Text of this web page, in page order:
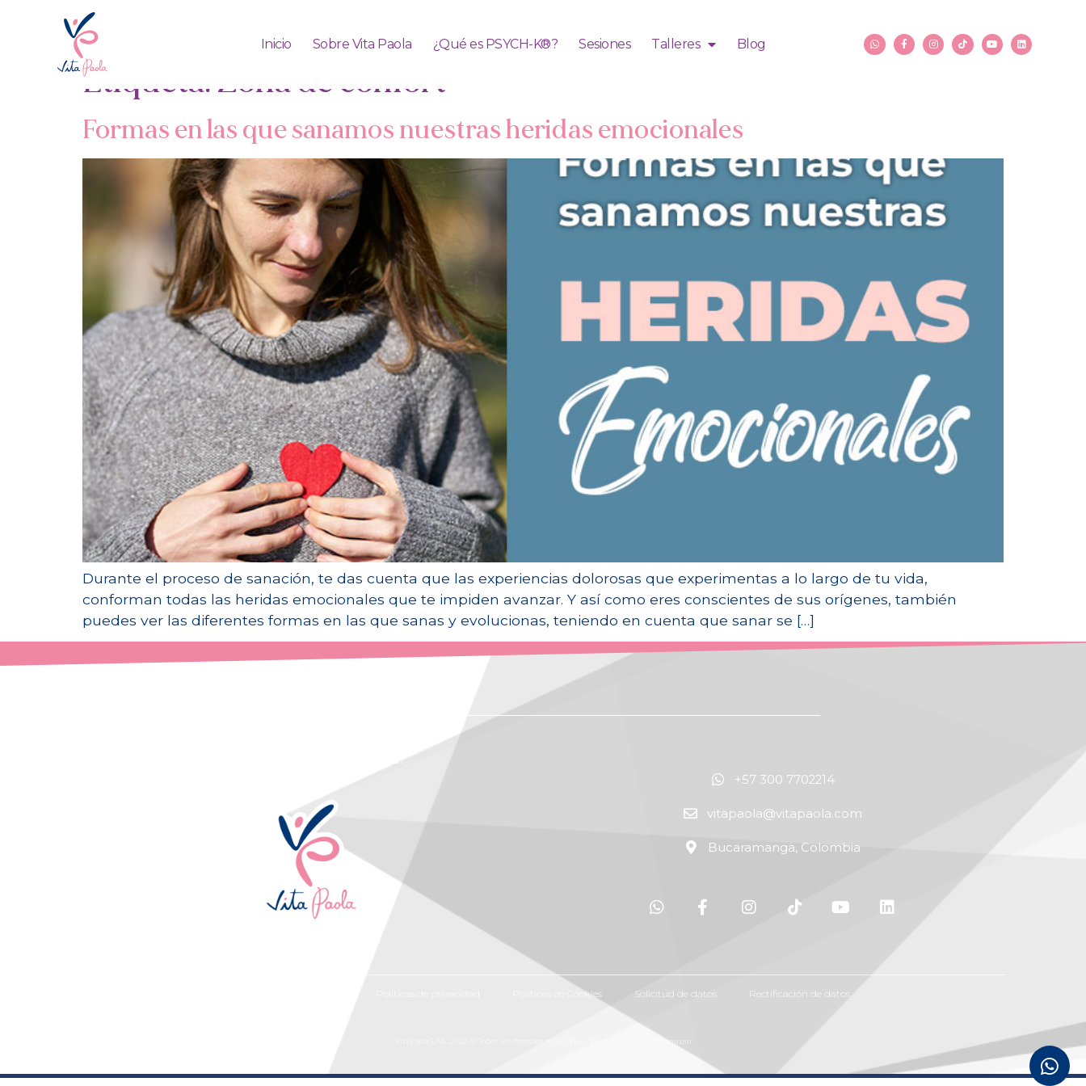
Inicio Sobre Vita Paola ¿Qué es PSYCH-K®? Sesiones Talleres Blog
Etiqueta:Zona de confort
Formas en las que sanamos nuestras heridas emocionales
Durante el proceso de sanación, te das cuenta que las experiencias dolorosas que experimentas a lo largo de tu vida,
conforman todas las heridas emocionales que te impiden avanzar. Y así como eres conscientes de sus orígenes, también
puedes ver las diferentes formas en las que sanas y evolucionas, teniendo en cuenta que sanar se […]
¡De posibilidad a realidad!
+57 300 7702214
vitapaola@vitapaola.com
Bucaramanga, Colombia
Políticas de Cookies Solicitud de datos Rectificación de datos
Vita Paola S.A.S. 2026 © Todos los derechos reservados - Powered by atomicateam.com